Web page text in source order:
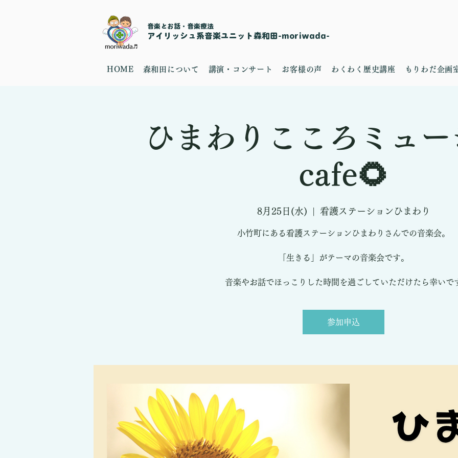
音楽とお話・音楽療法
​アイリッシュ系音楽ユニット森和田-moriwada-
HOME 森和田について 講演・コンサート お客様の声 わくわく歴史講座 もりわだ企画
ひまわりこころミュ
cafe🌻
8月25日(水) 看護ステーションひまわり
小竹町にある看護ステーションひまわりさんでの音楽会。
「生きる」がテーマの音楽会です。
音楽やお話でほっこりした時間を過ごしていただけたら幸いで
参加申込